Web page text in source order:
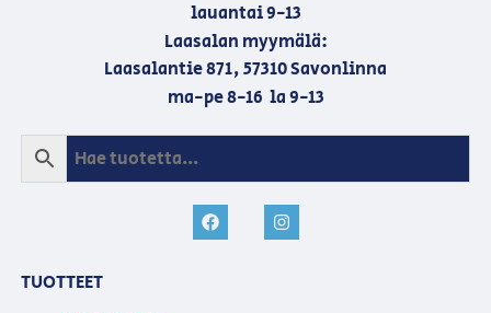
lauantai 9-13
Laasalan myymälä:
Laasalantie 871, 57310 Savonlinna
ma-pe 8-16 la 9-13
TUOTTEET